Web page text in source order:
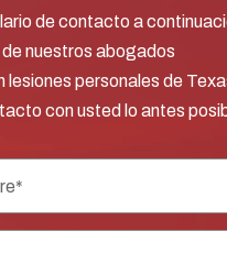
de contacto a
de nuestros abogados
lesiones personales de
con usted lo antes